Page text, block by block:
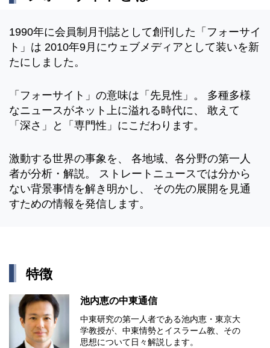
1990年に会員制月刊誌として創刊した「フォーサイ
ト」は 2010年9月にウェブメディアとして装いを新
たにしました。
「フォーサイト」の意味は「先見性」。 多種多様
なニュースがネット上に溢れる時代に、 敢えて
「深さ」と「専門性」にこだわります。
激動する世界の事象を、 各地域、各分野の第一人
者が分析・解説。 ストレートニュースでは分から
ない背景事情を解き明かし、 その先の展開を見通
すための情報を発信します。
特徴
池内恵の中東通信
中東研究の第⼀⼈者である池内恵・東京⼤
学教授が、中東情勢とイスラーム教、その
思想について⽇々解説します。